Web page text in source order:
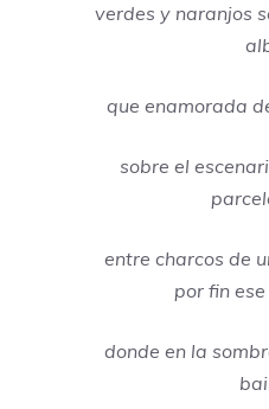
verdes y naranjos
que enamorada del
sobre el escenario
entre charcos de
por fin
donde en la sombra